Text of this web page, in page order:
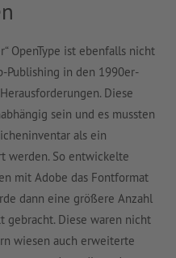
OpenType ist ebenfalls nicht
Publishing in den 1990er-
Diese
sein und es mussten
als ein
werden. So entwickelte
mit Adobe das Fontformat
dann eine größere Anzahl
gebracht. Diese waren nicht
wiesen auch erweiterte